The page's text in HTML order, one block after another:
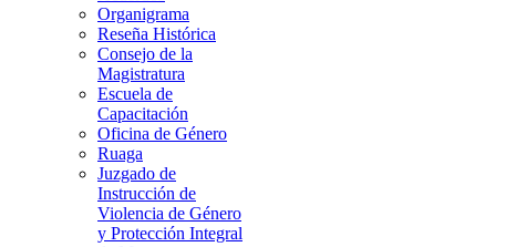
Organigrama
Reseña Histórica
Consejo de la
Magistratura
Escuela de
Capacitación
Oficina de Género
Ruaga
Juzgado de
Instrucción de
Violencia de Género
y Protección Integral